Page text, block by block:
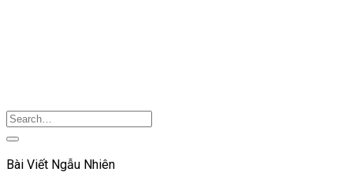
Bài Viết Ngẫu Nhiên